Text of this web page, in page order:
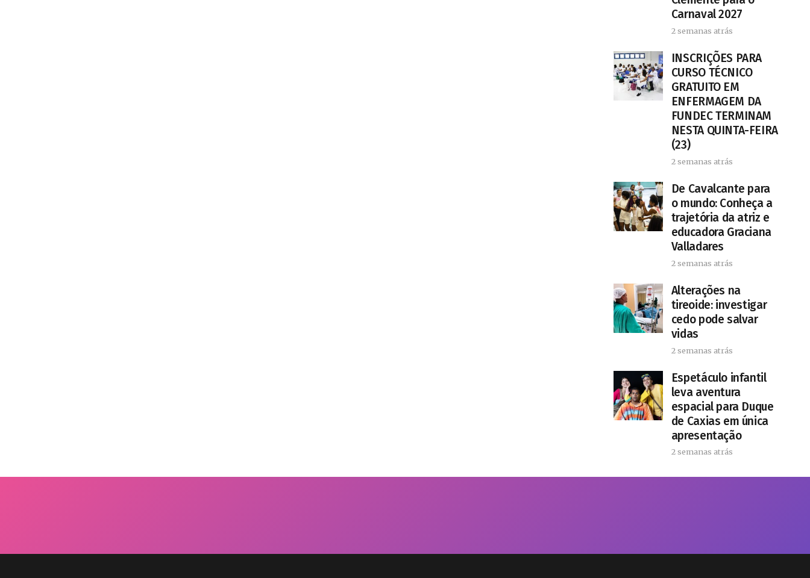
Carnaval 2027
2 semanas atrás
INSCRIÇÕES PARA
CURSO TÉCNICO
GRATUITO EM
ENFERMAGEM DA
FUNDEC TERMINAM
NESTA QUINTA-FEIRA
(23)
2 semanas atrás
De Cavalcante para
o mundo: Conheça a
trajetória da atriz e
educadora Graciana
Valladares
2 semanas atrás
Alterações na
tireoide: investigar
cedo pode salvar
vidas
2 semanas atrás
​Espetáculo infantil
leva aventura
espacial para Duque
de Caxias em única
apresentação
2 semanas atrás